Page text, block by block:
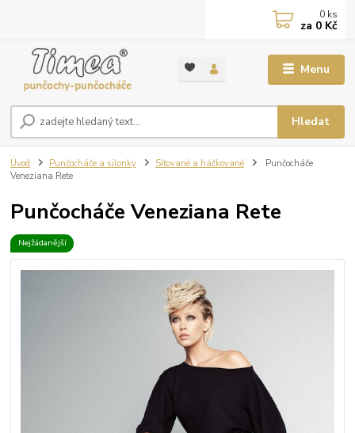
Menu
Hledat
0 ks
za 0 Kč
Úvod Punčocháče a silonky Síťované a háčkované
Punčocháče
Veneziana Rete
Punčocháče Veneziana Rete
Nejžádanější